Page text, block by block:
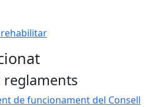
reglaments
de funcionament del Consell